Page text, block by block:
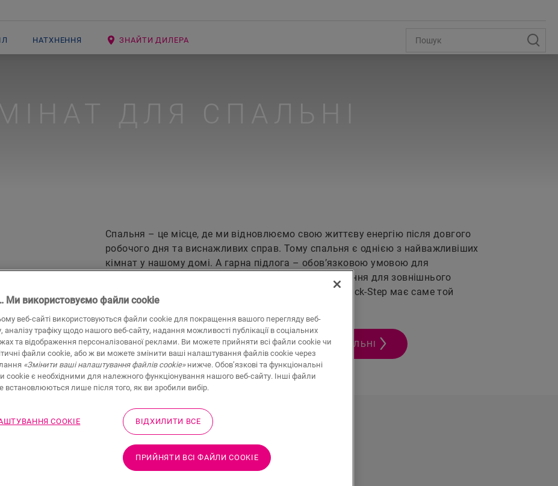
НАТХНЕННЯ ЗНАЙТИ ДИЛЕРА
ДЛЯ СПАЛЬНІ
Спальня – це місце, де ми відновлюємо свою життєву енергію після довгого
робочого дня та виснажливих справ. Тому спальня є однією з найважливіших
кімнат у нашому домі. А гарна підлога – обов’язковою умовою для
комфортної спальні. Підлога має вирішальне значення для зовнішнього
Ламінат Quick-Step має саме той
вигляд і якість, які ви шукаєте.
ОЗНАЙОМТЕСЯ З НАШИМ ЛАМІНАТАМИ ДЛЯ СПАЛЬНІ
ЛАМІНАТИ ДЛЯ СПАЛЬНІ
Ми використовуємо файли cookie
веб-сайті використовуються файли cookie для покращення вашого перегляду веб-
аналізу трафіку щодо нашого веб-сайту, надання можливості публікації в соціальних
та відображення персоналізованої реклами. Ви можете прийняти всі файли cookie чи
файли cookie, або ж ви можете змінити ваші налаштування файлів cookie через
«Змінити ваші налаштування файлів cookie»нижче. Обов’язкові та функціональні
cookie є необхідними для належного функціонування нашого веб-сайту. Інші файли
встановлюються лише після того, як ви зробили вибір.
COOKIE ВІДХИЛИТИ ВСЕ
ПРИЙНЯТИ ВСІ ФАЙЛИ СOOKIE